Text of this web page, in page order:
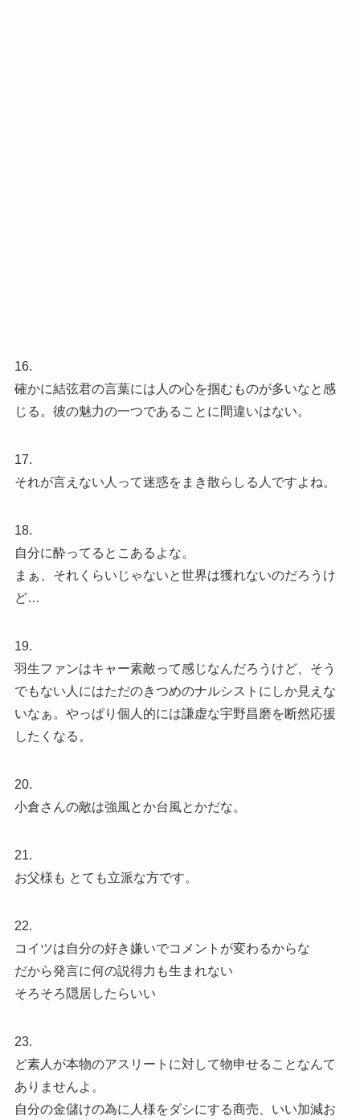
16.
確かに結弦君の言葉には人の心を掴むものが多いなと感
じる。彼の魅力の一つであることに間違いはない。
17.
それが言えない人って迷惑をまき散らしる人ですよね。
18.
自分に酔ってるとこあるよな。
まぁ、それくらいじゃないと世界は獲れないのだろうけ
ど…
19.
羽生ファンはキャー素敵って感じなんだろうけど、そう
でもない人にはただのきつめのナルシストにしか見えな
いなぁ。やっぱり個人的には謙虚な宇野昌磨を断然応援
したくなる。
20.
小倉さんの敵は強風とか台風とかだな。
21.
お父様も とても立派な方です。
22.
コイツは自分の好き嫌いでコメントが変わるからな
だから発言に何の説得力も生まれない
そろそろ隠居したらいい
23.
ど素人が本物のアスリートに対して物申せることなんて
ありませんよ。
自分の金儲けの為に人様をダシにする商売、いい加減お